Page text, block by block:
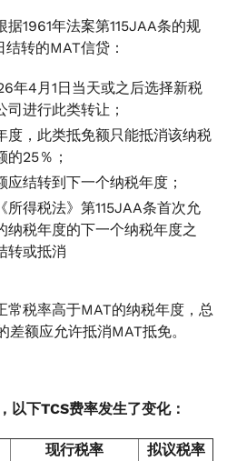
1961年法案第115JAA条的规
转的MAT信贷：
年4月1日当天或之后选择新税
司进行此类转让；
度，此类抵免额只能抵消该纳税
的25％；
应结转到下一个纳税年度；
所得税法》第115JAA条首次允
纳税年度的下一个纳税年度之
转或抵消
常税率高于MAT的纳税年度，总
差额应允许抵消MAT抵免。
下TCS费率发生了变化：
现行税率
拟议税率